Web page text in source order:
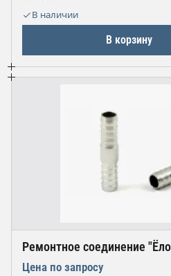
В наличии
В корзину
Ремонтное соединение
Цена по запросу